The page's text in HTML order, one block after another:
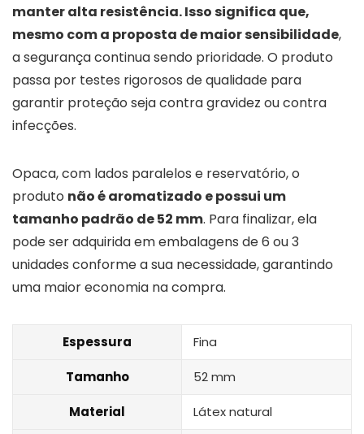
manter alta resistência. Isso significa que,
mesmo com a proposta de maior sensibilidade,
a segurança continua sendo prioridade. O produto
passa por testes rigorosos de qualidade para
garantir proteção seja contra gravidez ou contra
infecções.
Opaca, com lados paralelos e reservatório, o
produto não é aromatizado e possui um
tamanho padrão de 52 mm. Para finalizar, ela
pode ser adquirida em embalagens de 6 ou 3
unidades conforme a sua necessidade, garantindo
uma maior economia na compra.
Espessura Fina
Tamanho 52 mm
Material Látex natural